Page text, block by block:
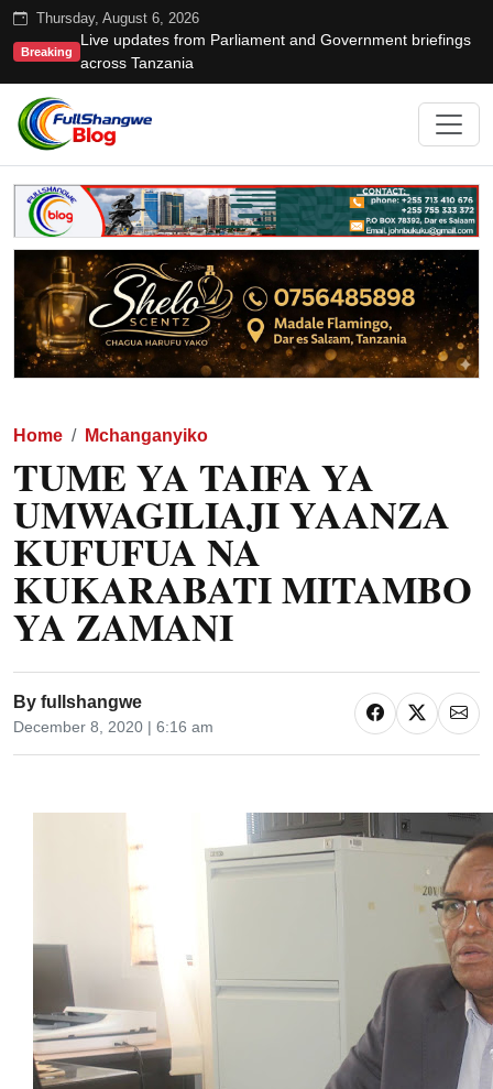
Thursday, August 6, 2026
Breaking
Live updates from Parliament and Government briefings
across Tanzania
Home Mchanganyiko
TUME YA TAIFA YA
UMWAGILIAJI YAANZA
KUFUFUA NA
KUKARABATI MITAMBO
YA ZAMANI
By fullshangwe
December 8, 2020 | 6:16 am